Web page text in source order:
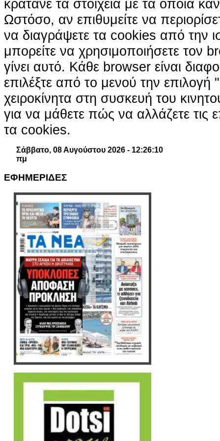
κρατάνε τα στοιχεία με τα οποία
Ωστόσο, αν επιθυμείτε να
να διαγράψετε τα cookies από την
μπορείτε να χρησιμοποιήσετε τον
γίνει αυτό. Κάθε browser είναι
επιλέξτε από το μενού την επιλογή
χειροκίνητα στη συσκευή του
για να μάθετε πώς να αλλάζετε τις
τα cookies.
Σάββατο, 08 Αυγούστου 2026 - 12:26:11
πμ
ΕΦΗΜΕΡΙΔΕΣ